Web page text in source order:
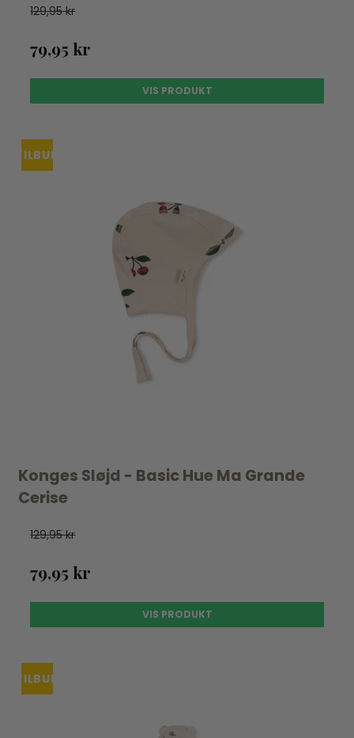
129,95 kr
79,95 kr
VIS PRODUKT
TILBUDUDSOLGT
Konges Sløjd - Basic Hue Ma Grande
Cerise
129,95 kr
79,95 kr
VIS PRODUKT
TILBUDUDSOLGT